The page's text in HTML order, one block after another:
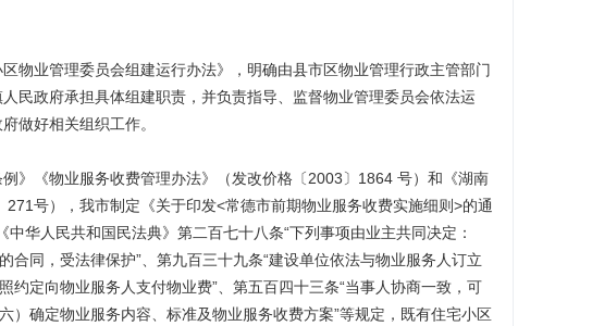
物业管理委员会组建运行办法》，明确由县市区物业管理行政主管部门
民政府承担具体组建职责，并负责指导、监督物业管理委员会依法运
做好相关组织工作。
》《物业服务收费管理办法》（发改价格〔2003〕1864 号）和《湖南
号），我市制定《关于印发<常德市前期物业服务收费实施细则>的通
华人民共和国民法典》第二百七十八条“下列事项由业主共同决定：
合同，受法律保护”、第九百三十九条“建设单位依法与物业服务人订立
约定向物业服务人支付物业费”、第五百四十三条“当事人协商一致，可
）确定物业服务内容、标准及物业服务收费方案”等规定，既有住宅小区